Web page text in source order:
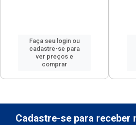
Faça seu login ou
cadastre-se para
ver preços e
comprar
Cadastre-se para receber